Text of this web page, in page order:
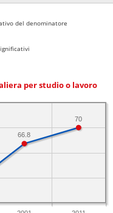
del denominatore
per studio o lavoro
70
66.8